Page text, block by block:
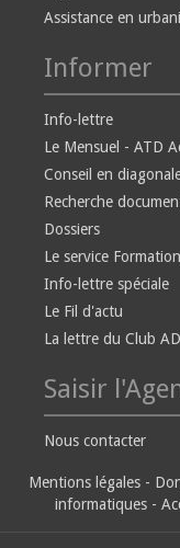
Assistance en
Informer
Info-lettre
Le Mensuel - ATD
Conseil en
Recherche
Dossiers
Le service
Info-lettre spéciale
Le Fil d'actu
La lettre du Club
Saisir
Nous contacter
Mentions légales -
informatiques -